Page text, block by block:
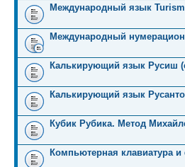
Международный язык
Международный
Калькирующий язык Русиш
Калькирующий язык
Кубик Рубика. Метод
Компьютерная клавиатура